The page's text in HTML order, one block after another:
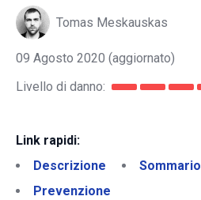
Tomas Meskauskas
09 Agosto 2020 (aggiornato)
Livello di danno:
Link rapidi:
Descrizione
Sommario
Prevenzione